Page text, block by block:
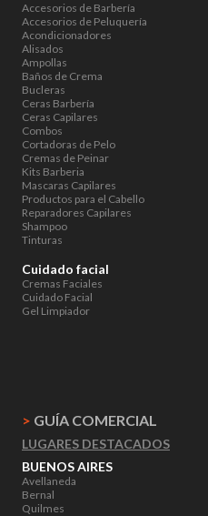
Accesorios de Barbería
Accesorios de Peluquería
Acondicionadores
Alisados
Ampollas
Baños de Crema
Bucleras
Ceras Barbería
Ceras Capilares
Combos
Cortadoras de Pelo
Cremas de Peinar
Kits Barberia
Mascaras Capilares
Productos para el Cabello
Reparadores Capilares
Shampoo
Tinturas
Cuidado facial
Cremas Faciales
Cuidado Facial
Gel Limpiador
> GUÍA COMERCIAL
LUGARES DESTACADOS
BUENOS AIRES
Avellaneda
Bernal
Quilmes